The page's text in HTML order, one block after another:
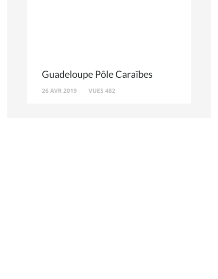
Guadeloupe Pôle Caraïbes
26 AVR 2019 VUES 482